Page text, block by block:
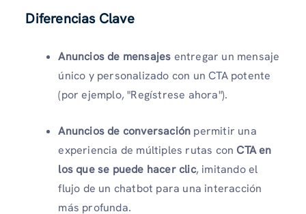
Diferencias Clave
Anuncios de mensajes entregar un mensaje
único y personalizado con un CTA potente
(por ejemplo, "Regístrese ahora").
Anuncios de conversación permitir una
experiencia de múltiples rutas conCTA en
los que se puede hacer clic, imitando el
flujo de un chatbot para una interacción
más profunda.